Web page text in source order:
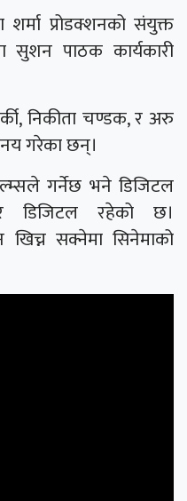
प्रोडक्शनको संयुक्त
सुशन पाठक कार्यकारी
निकीता चण्डक, र अरु
गरेका छन्।
गर्नेछ भने डिजिटल
डिजिटल रहेको छ।
खिच्न सक्नेमा सिनेमाको